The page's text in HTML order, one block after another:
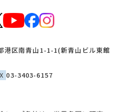
港区南青山1-1-1(新青山ビル東館
03-3403-6157